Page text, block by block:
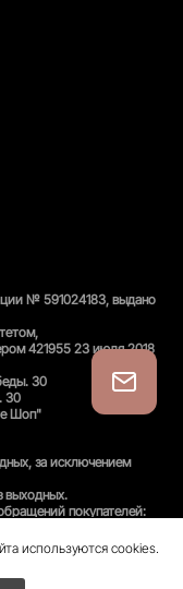
используются cookies.
№ 591024183, выдано
421955 23 июля 2018
30
30
Шоп"
за исключением
выходных.
покупателей:
94-35, email: